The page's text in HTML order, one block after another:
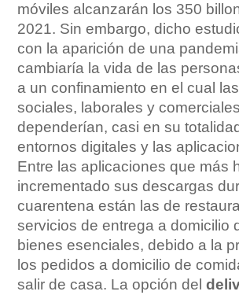
móviles alcanzarán los 350
2021. Sin embargo, dicho
con la aparición de una
cambiaría la vida de las
a un confinamiento en el cual
sociales, laborales y comerciales
dependerían, casi en su
entornos digitales y las
Entre las aplicaciones que más
incrementado sus descargas
cuarentena están las de
servicios de entrega a domicilio
bienes esenciales, debido a la
los pedidos a domicilio de
salir de casa. La opción del